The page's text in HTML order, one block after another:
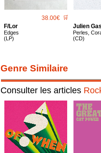
38.00€ 🛒
F​/​Lor
Edges
(LP)
Julien
Perles,
(CD)
Genre Similaire
Consulter les articles